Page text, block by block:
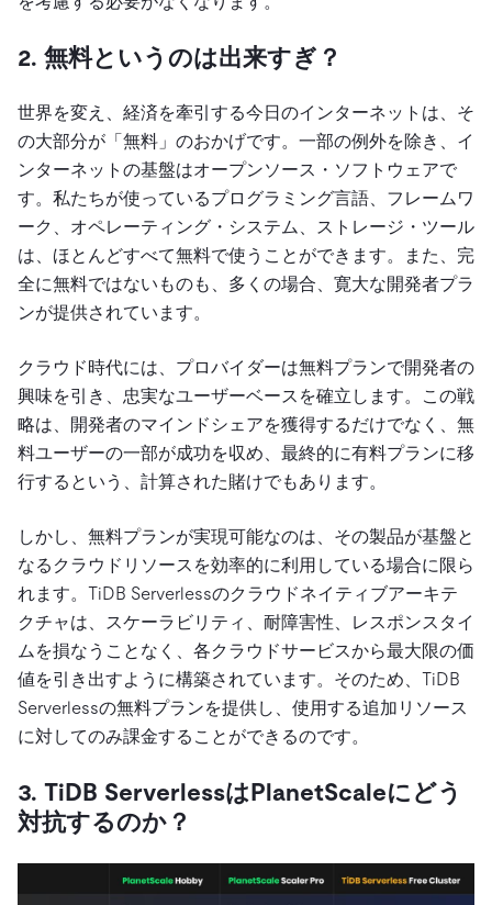
2. 無料というのは出来すぎ？
世界を変え、経済を牽引する今日のインターネットは、そ
の大部分が「無料」のおかげです。一部の例外を除き、イ
ンターネットの基盤はオープンソース・ソフトウェアで
す。私たちが使っているプログラミング言語、フレームワ
ーク、オペレーティング・システム、ストレージ・ツール
は、ほとんどすべて無料で使うことができます。また、完
全に無料ではないものも、多くの場合、寛大な開発者プラ
ンが提供されています。
クラウド時代には、プロバイダーは無料プランで開発者の
興味を引き、忠実なユーザーベースを確立します。この戦
略は、開発者のマインドシェアを獲得するだけでなく、無
料ユーザーの一部が成功を収め、最終的に有料プランに移
行するという、計算された賭けでもあります。
しかし、無料プランが実現可能なのは、その製品が基盤と
なるクラウドリソースを効率的に利用している場合に限ら
れます。TiDB Serverlessのクラウドネイティブアーキテ
クチャは、スケーラビリティ、耐障害性、レスポンスタイ
ムを損なうことなく、各クラウドサービスから最大限の価
値を引き出すように構築されています。そのため、TiDB
Serverlessの無料プランを提供し、使用する追加リソース
に対してのみ課金することができるのです。
3. TiDB ServerlessはPlanetScaleにどう
対抗するのか？